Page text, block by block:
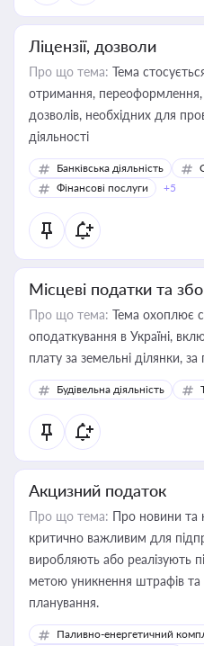
Ліцензії, дозволи
Про що тема: Тема
отримання, переоформлення,
дозволів, необхідних для
діяльності
Банківська діяльність
Фінансові послуги
+5
Місцеві податки та
Про що тема: Тема охоплює
оподаткування в Україні,
Будівельна діяльність
Акцизний податок
Про що тема: Про новини та
критично важливим для
виробляють або реалізують
метою уникнення штрафів
планування.
Паливно-енергетичний